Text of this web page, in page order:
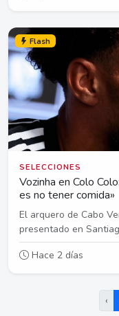
Flash
SELECCIONES
Vozinha en Colo
es no tener comida»
El arquero de Cabo
presentado en
Hace 2 días
‹